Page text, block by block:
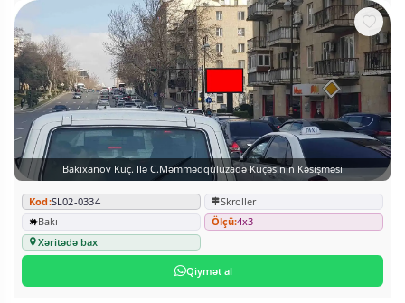
Bakıxanov Küç. Ilə C.Məmmədquluzadə Küçəsinin Kəsişməsi
Kod:SL02-0334
Skroller
Bakı
Ölçü:4x3
Xəritədə bax
Qiymət al